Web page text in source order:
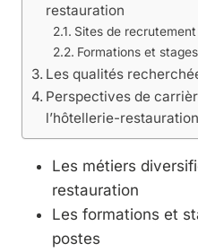
restauration
Sites de
Formations et stages
Les qualités
Perspectives de
l’hôtellerie-restauration
Les métiers
restauration
Les formations et
postes